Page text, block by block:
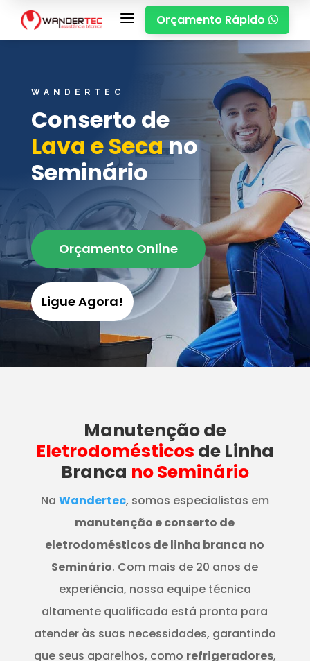
a Orçamento Rápido 
WANDERTEC
Conserto de
Lava e Secano
Seminário
Orçamento Online
Ligue Agora!
Manutençãode
Eletrodomésticos de Linha
Branca no Seminário
Na Wandertec, somos especialistas em
manutenção e conserto de
eletrodomésticos de linha branca no
Seminário. Com mais de 20 anos de
experiência, nossa equipe técnica
altamente qualificada está pronta para
atender às suas necessidades, garantindo
que seus aparelhos, como refrigeradores,